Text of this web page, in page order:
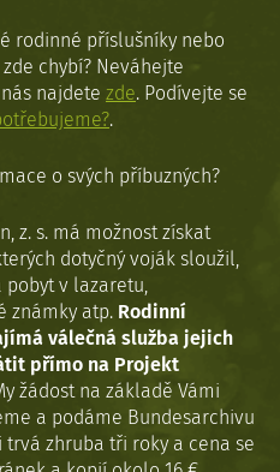
rodinné příslušníky nebo
chybí? Neváhejte
najdete zde. Podívejte se
.
o svých příbuzných?
z. s. má možnost získat
dotyčný voják sloužil,
pobyt v lazaretu,
známky atp. Rodinní
válečná služba jejich
přímo na Projekt
žádost na základě Vámi
a podáme Bundesarchivu
zhruba tři roky a cena se